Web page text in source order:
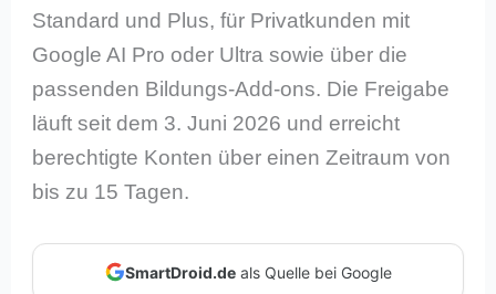
Standard und Plus, für Privatkunden mit
Google AI Pro oder Ultra sowie über die
passenden Bildungs-Add-ons. Die Freigabe
läuft seit dem 3. Juni 2026 und erreicht
berechtigte Konten über einen Zeitraum von
bis zu 15 Tagen.
SmartDroid.deals Quelle bei Google